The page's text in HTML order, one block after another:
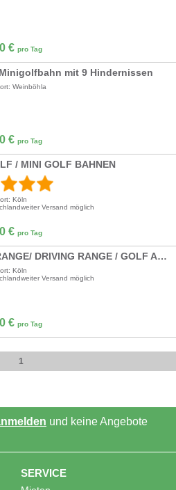
€ pro Tag
mit 9 Hindernissen
Weinböhla
€ pro Tag
/ MINI GOLF BAHNEN
Köln
Versand möglich
€ pro Tag
GOLF RANGE/ DRIVING RANGE / GOLF ABSCHLAG-MESSUNG
Köln
Versand möglich
€ pro Tag
1
und keine Angebote
SERVICE